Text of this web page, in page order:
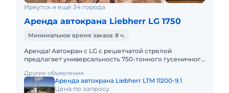
Иркутск и ещё 34 города
Аренда автокрана Liebherr LG 1750
Минимальное время заказа: 8 ч.
Аренда! Автокран с LG с решетчатой стрелой
предлагает универсальность 750-тонного гусеничного
автокрана. LIEBHER
Другие объявления
Аренда автокрана Liebherr LTM 11200-9.1
Цена по запросу